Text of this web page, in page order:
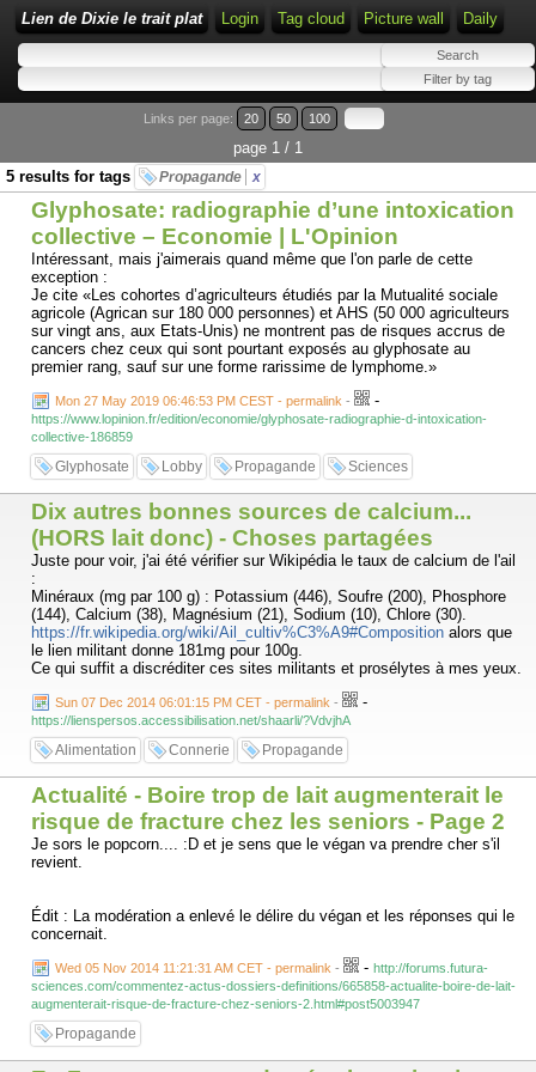
Lien de Dixie le trait plat Login Tag cloud Picture wall Daily
Links per page: 20 50 100
page 1 / 1
5 results for tags
Propagande x
Glyphosate: radiographie d’une intoxication
collective – Economie | L'Opinion
Intéressant, mais j'aimerais quand même que l'on parle de cette
exception :
Je cite «Les cohortes d’agriculteurs étudiés par la Mutualité sociale
agricole (Agrican sur 180 000 personnes) et AHS (50 000 agriculteurs
sur vingt ans, aux Etats-Unis) ne montrent pas de risques accrus de
cancers chez ceux qui sont pourtant exposés au glyphosate au
premier rang, sauf sur une forme rarissime de lymphome.»
Mon 27 May 2019 06:46:53 PM CEST - permalink - -
https://www.lopinion.fr/edition/economie/glyphosate-radiographie-d-intoxication-
collective-186859
Glyphosate Lobby Propagande Sciences
Dix autres bonnes sources de calcium...
(HORS lait donc) - Choses partagées
Juste pour voir, j'ai été vérifier sur Wikipédia le taux de calcium de l'ail
:
Minéraux (mg par 100 g) : Potassium (446), Soufre (200), Phosphore
(144), Calcium (38), Magnésium (21), Sodium (10), Chlore (30).
https://fr.wikipedia.org/wiki/Ail_cultiv%C3%A9#Composition alors que
le lien militant donne 181mg pour 100g.
Ce qui suffit a discréditer ces sites militants et prosélytes à mes yeux.
Sun 07 Dec 2014 06:01:15 PM CET - permalink - -
https://lienspersos.accessibilisation.net/shaarli/?VdvjhA
Alimentation Connerie Propagande
Actualité - Boire trop de lait augmenterait le
risque de fracture chez les seniors - Page 2
Je sors le popcorn.... :D et je sens que le végan va prendre cher s'il
revient.
Édit : La modération a enlevé le délire du végan et les réponses qui le
concernait.
Wed 05 Nov 2014 11:21:31 AM CET - permalink - - http://forums.futura-
sciences.com/commentez-actus-dossiers-definitions/665858-actualite-boire-de-lait-
augmenterait-risque-de-fracture-chez-seniors-2.html#post5003947
Propagande